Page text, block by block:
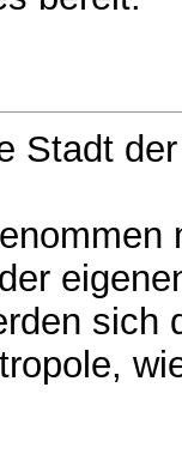
Stadt
sich